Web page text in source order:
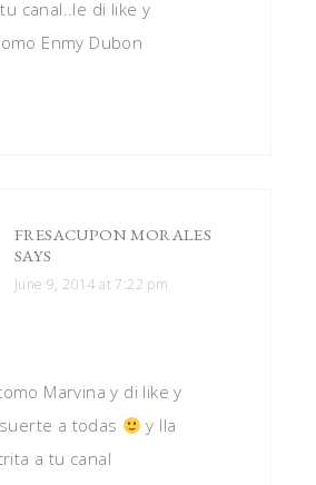
canal..le di like y
Enmy Dubon
FRESACUPON MORALES
SAYS
June 9, 2014 at 7:22 pm
Marvina y di like y
a todas
y lla
a tu canal